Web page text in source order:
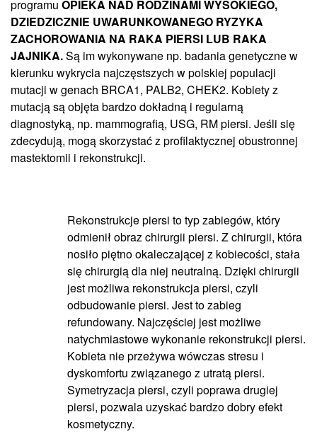
programu OPIEKA NAD RODZINAMI WYSOKIEGO,
DZIEDZICZNIE UWARUNKOWANEGO RYZYKA
ZACHOROWANIA NA RAKA PIERSI LUB RAKA
JAJNIKA.Są im wykonywane np. badania genetyczne w
kierunku wykrycia najczęstszych w polskiej populacji
mutacji w genach BRCA1, PALB2, CHEK2. Kobiety z
mutacją są objęta bardzo dokładną i regularną
diagnostyką, np. mammografią, USG, RM piersi. Jeśli się
zdecydują, mogą skorzystać z profilaktycznej obustronnej
mastektomii i rekonstrukcji.
Rekonstrukcje piersi to typ zabiegów, który
odmienił obraz chirurgii piersi. Z chirurgii, która
nosiło piętno okaleczającej z kobiecości, stała
się chirurgią dla niej neutralną. Dzięki chirurgii
jest możliwa rekonstrukcja piersi, czyli
odbudowanie piersi. Jest to zabieg
refundowany. Najczęściej jest możliwe
natychmiastowe wykonanie rekonstrukcji piersi.
Kobieta nie przeżywa wówczas stresu i
dyskomfortu związanego z utratą piersi.
Symetryzacja piersi, czyli poprawa drugiej
piersi, pozwala uzyskać bardzo dobry efekt
kosmetyczny.